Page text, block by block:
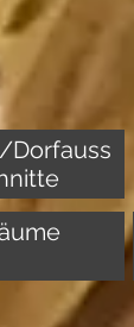
Dorfauss